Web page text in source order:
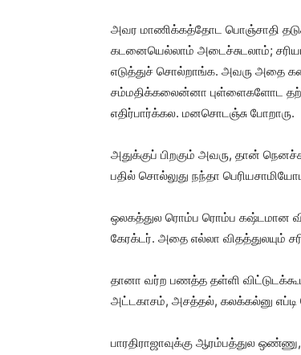
அவர மாணிக்கத்தோட பொஞ்சாதி
கடனையெல்லாம் அடைச்சுடலாம்;
எடுத்துச் சொல்றாங்க. அவரு அதை
சம்மதிக்கலைன்னா புள்ளைகளோட
எதிர்பார்க்கல. மனசொடஞ்சு போறாரு.
அதுக்குப் பிறகும் அவரு, தான்
பதில் சொல்லுது நந்தா
ஒலகத்துல ரொம்ப ரொம்ப கஷ்டமான
கேரக்டர். அதை எல்லா விதத்துலயும்
தானா வர்ற பணத்த தள்ளி
அட்டகாசம், அசத்தல், கலக்கல்னு
பாரதிராஜாவுக்கு ஆரம்பத்துல